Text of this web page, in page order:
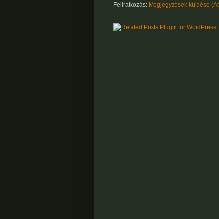
Feliratkozás: Megjegyzések küldése